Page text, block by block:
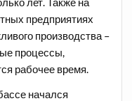
предприятиях
производства –
процессы,
рабочее время.
начался